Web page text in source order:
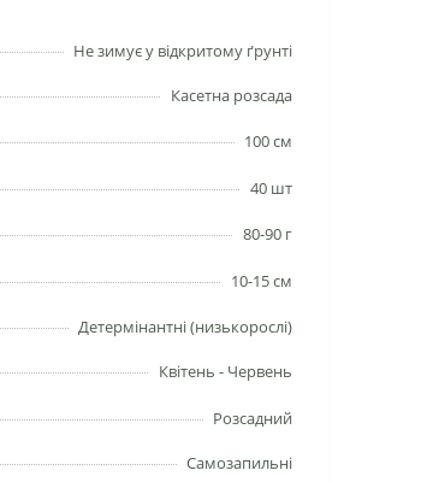
Не зимує у відкритому ґрунті
Касетна розсада
100 см
40 шт
80-90 г
10-15 см
Детермінантні (низькорослі)
Квітень - Червень
Розсадний
Самозапильні